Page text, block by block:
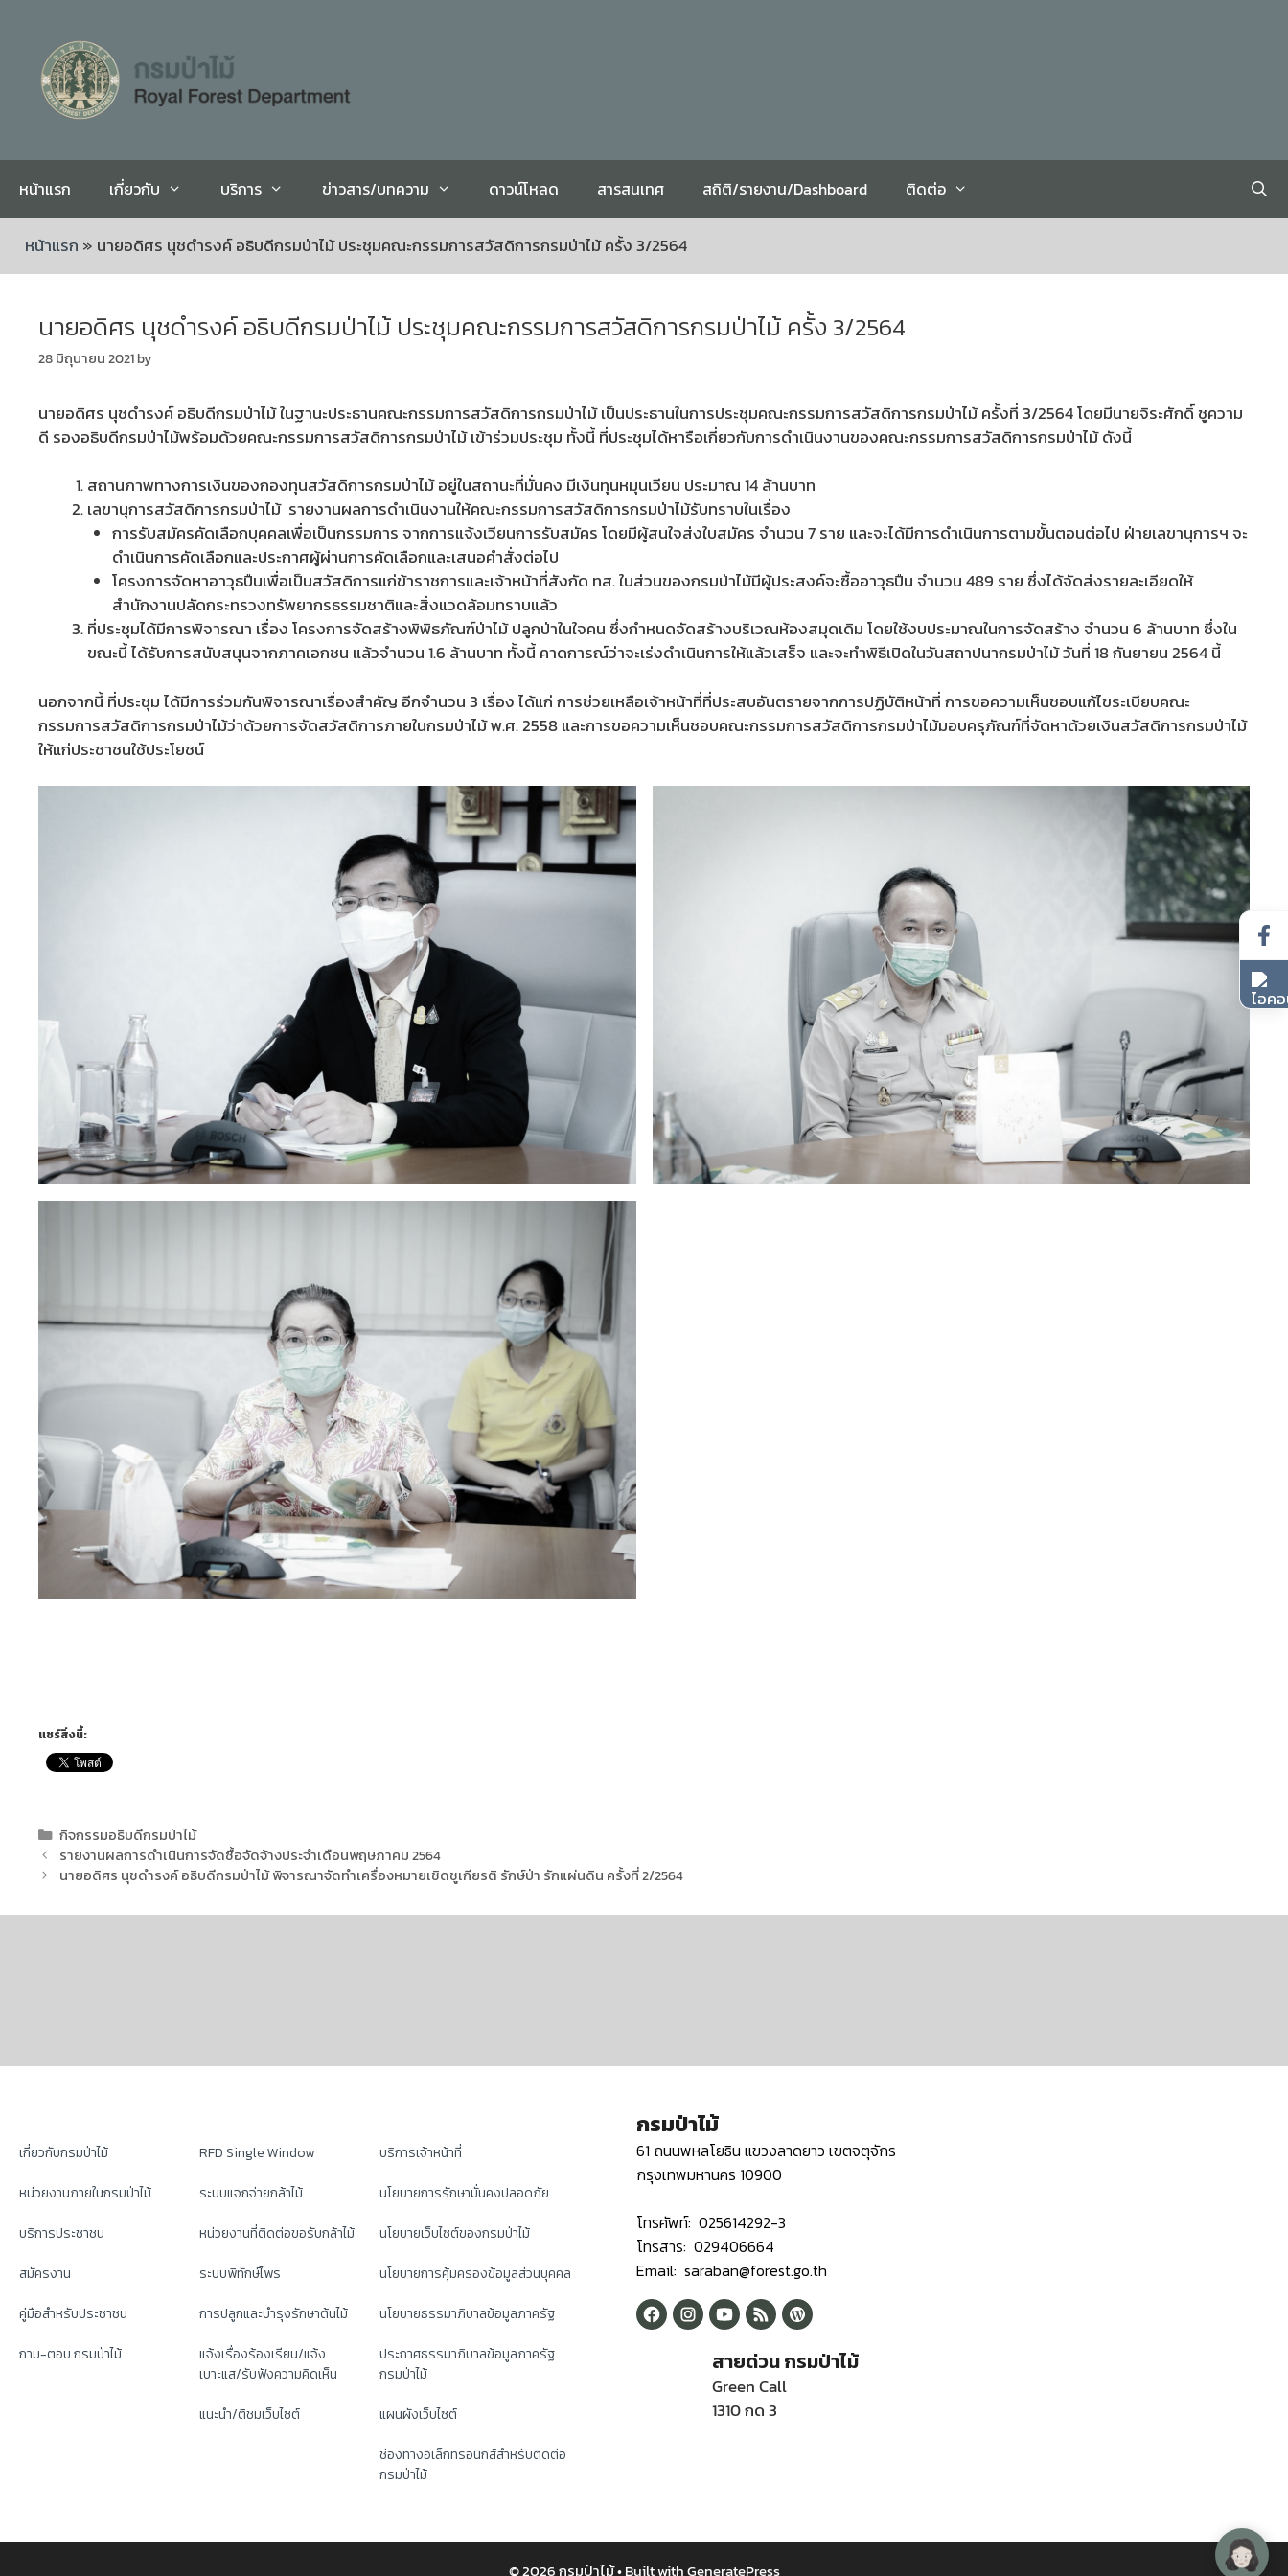
หน้าแรก เกี่ยวกับ บริการ ข่าวสาร/บทความ ดาวน์โหลด สารสนเทศ สถิติ/รายงาน/Dashboard ติดต่อ
หน้าแรก » นายอดิศร นุชดำรงค์ อธิบดีกรมป่าไม้ ประชุมคณะกรรมการสวัสดิการกรมป่าไม้ ครั้ง 3/2564
นายอดิศร นุชดำรงค์ อธิบดีกรมป่าไม้ ประชุมคณะกรรมการสวัสดิการกรมป่าไม้ ครั้ง 3/2564
28 มิถุนายน 2021by
นายอดิศร นุชดำรงค์ อธิบดีกรมป่าไม้ ในฐานะประธานคณะกรรมการสวัสดิการกรมป่าไม้ เป็นประธานในการประชุมคณะกรรมการสวัสดิการกรมป่าไม้ ครั้งที่ 3/2564 โดยมีนายจิระศักดิ์ ชูความ
ดี รองอธิบดีกรมป่าไม้พร้อมด้วยคณะกรรมการสวัสดิการกรมป่าไม้ เข้าร่วมประชุม ทั้งนี้ ที่ประชุมได้หารือเกี่ยวกับการดำเนินงานของคณะกรรมการสวัสดิการกรมป่าไม้ ดังนี้
สถานภาพทางการเงินของกองทุนสวัสดิการกรมป่าไม้ อยู่ในสถานะที่มั่นคง มีเงินทุนหมุนเวียน ประมาณ 14 ล้านบาท
เลขานุการสวัสดิการกรมป่าไม้ รายงานผลการดำเนินงานให้คณะกรรมการสวัสดิการกรมป่าไม้รับทราบในเรื่อง
การรับสมัครคัดเลือกบุคคลเพื่อเป็นกรรมการ จากการแจ้งเวียนการรับสมัคร โดยมีผู้สนใจส่งใบสมัคร จำนวน 7 ราย และจะได้มีการดำเนินการตามขั้นตอนต่อไป ฝ่ายเลขานุการฯ จะ
ดำเนินการคัดเลือกและประกาศผู้ผ่านการคัดเลือกและเสนอคำสั่งต่อไป
โครงการจัดหาอาวุธปืนเพื่อเป็นสวัสดิการแก่ข้าราชการและเจ้าหน้าที่สังกัด ทส. ในส่วนของกรมป่าไม้มีผู้ประสงค์จะซื้ออาวุธปืน จำนวน 489 ราย ซึ่งได้จัดส่งรายละเอียดให้
สำนักงานปลัดกระทรวงทรัพยากรธรรมชาติและสิ่งแวดล้อมทราบแล้ว
ที่ประชุมได้มีการพิจารณา เรื่อง โครงการจัดสร้างพิพิธภัณฑ์ป่าไม้ ปลูกป่าในใจคน ซึ่งกำหนดจัดสร้างบริเวณห้องสมุดเดิม โดยใช้งบประมาณในการจัดสร้าง จำนวน 6 ล้านบาท ซึ่งใน
ขณะนี้ ได้รับการสนับสนุนจากภาคเอกชน แล้วจำนวน 1.6 ล้านบาท ทั้งนี้ คาดการณ์ว่าจะเร่งดำเนินการให้แล้วเสร็จ และจะทำพิธีเปิดในวันสถาปนากรมป่าไม้ วันที่ 18 กันยายน 2564 นี้
นอกจากนี้ ที่ประชุม ได้มีการร่วมกันพิจารณาเรื่องสำคัญ อีกจำนวน 3 เรื่อง ได้แก่ การช่วยเหลือเจ้าหน้าที่ที่ประสบอันตรายจากการปฏิบัติหน้าที่ การขอความเห็นชอบแก้ไขระเบียบคณะ
กรรมการสวัสดิการกรมป่าไม้ว่าด้วยการจัดสวัสดิการภายในกรมป่าไม้ พ.ศ. 2558 และการขอความเห็นชอบคณะกรรมการสวัสดิการกรมป่าไม้มอบครุภัณฑ์ที่จัดหาด้วยเงินสวัสดิการกรมป่าไม้
ให้แก่ประชาชนใช้ประโยชน์
แชร์สิ่งนี้:
กิจกรรมอธิบดีกรมป่าไม้
รายงานผลการดำเนินการจัดซื้อจัดจ้างประจำเดือนพฤษภาคม 2564
นายอดิศร นุชดำรงค์ อธิบดีกรมป่าไม้ พิจารณาจัดทำเครื่องหมายเชิดชูเกียรติ รักษ์ป่า รักแผ่นดิน ครั้งที่ 2/2564
เกี่ยวกับกรมป่าไม้
หน่วยงานภายในกรมป่าไม้
บริการประชาชน
สมัครงาน
คู่มือสำหรับประชาชน
ถาม-ตอบ กรมป่าไม้
RFD Single Window
ระบบแจกจ่ายกล้าไม้
หน่วยงานที่ติดต่อขอรับกล้าไม้
ระบบพิทักษ์ไพร
การปลูกและบำรุงรักษาต้นไม้
แจ้งเรื่องร้องเรียน/แจ้ง
เบาะแส/รับฟังความคิดเห็น
แนะนำ/ติชมเว็บไซต์
บริการเจ้าหน้าที่
นโยบายการรักษามั่นคงปลอดภัย
นโยบายเว็บไซต์ของกรมป่าไม้
นโยบายการคุ้มครองข้อมูลส่วนบุคคล
นโยบายธรรมาภิบาลข้อมูลภาครัฐ
ประกาศธรรมาภิบาลข้อมูลภาครัฐ
กรมป่าไม้
แผนผังเว็บไซต์
ช่องทางอิเล็กทรอนิกส์สำหรับติดต่อ
กรมป่าไม้
กรมป่าไม้
61 ถนนพหลโยธิน แขวงลาดยาว เขตจตุจักร
กรุงเทพมหานคร 10900
โทรศัพท์: 025614292-3
โทรสาร: 029406664
Email: saraban@forest.go.th
สายด่วน กรมป่าไม้
Green Call
1310 กด 3
© 2026 กรมป่าไม้• Built withGeneratePress